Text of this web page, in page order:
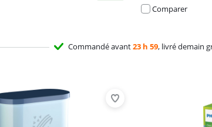
Comparer
Commandé avant23 h 59, livré demain